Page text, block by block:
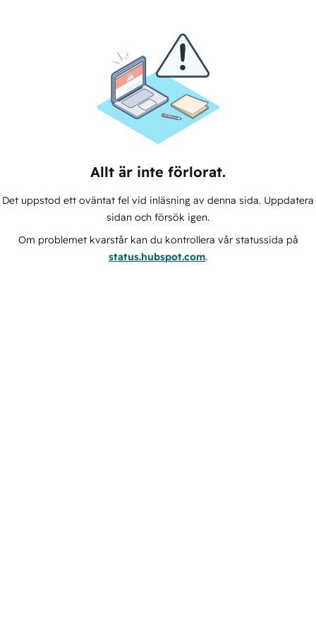
Allt är inte förlorat.
Det uppstod ett oväntat fel vid inläsning av denna sida. Uppdatera
sidan och försök igen.
Om problemet kvarstår kan du kontrollera vår statussida på
status.hubspot.com.